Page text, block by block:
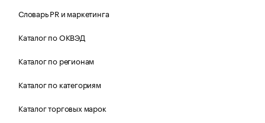
Словарь PR и маркетинга
Каталог по ОКВЭД
Каталог по регионам
Каталог по категориям
Каталог торговых марок